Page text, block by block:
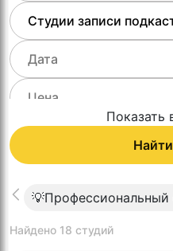
Показать
💡Профессиональный
Найдено 18 студий